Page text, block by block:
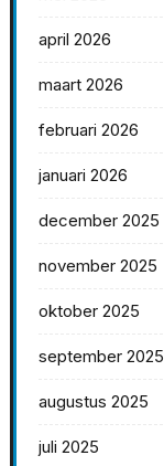
april 2026
maart 2026
februari 2026
januari 2026
december 2025
november 2025
oktober 2025
september 2025
augustus 2025
juli 2025